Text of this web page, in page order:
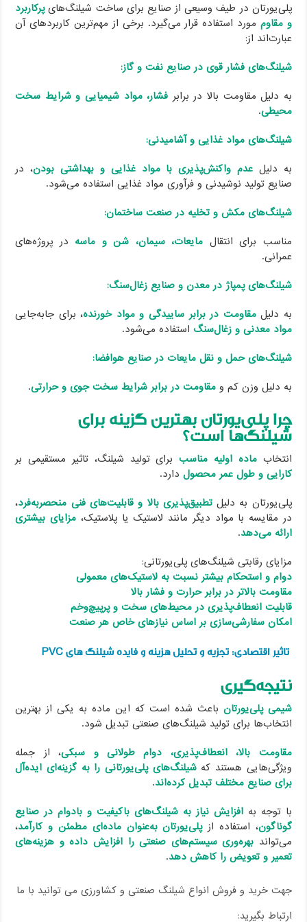
پلی‌یورتان در طیف وسیعی از صنایع برای ساخت شیلنگ‌هایپرکاربرد
و مقاوم مورد استفاده قرار می‌گیرد. برخی از مهم‌ترین کاربردهای آن
عبارت‌اند از:
شیلنگ‌های فشار قوی در صنایع نفت و گاز:
به دلیل مقاومت بالا در برابر فشار، مواد شیمیایی و شرایط سخت
محیطی.
شیلنگ‌های مواد غذایی و آشامیدنی:
به دلیل عدم واکنش‌پذیری با مواد غذایی و بهداشتی بودن، در
صنایع تولید نوشیدنی و فرآوری مواد غذایی استفاده می‌شود.
شیلنگ‌های مکش و تخلیه در صنعت ساختمان:
مناسب برای انتقال مایعات، سیمان، شن و ماسه در پروژه‌های
عمرانی.
شیلنگ‌های پمپاژ در معدن و صنایع زغال‌سنگ:
به دلیلمقاومت در برابر ساییدگی و مواد خورنده، برای جابه‌جایی
مواد معدنی و زغال‌سنگ استفاده می‌شود.
شیلنگ‌های حمل و نقل مایعات در صنایع هوافضا:
به دلیل وزن کم ومقاومت در برابر شرایط سخت جوی و حرارتی.
چرا پلی‌یورتان بهترین گزینه برای
شیلنگ‌ها است؟
انتخابماده اولیه مناسببرای تولید شیلنگ، تاثیر مستقیمی بر
کارایی و طول عمر محصول دارد.
پلی‌یورتان به دلیلتطبیق‌پذیری بالا و قابلیت‌های فنی منحصربه‌فرد،
در مقایسه با مواد دیگر مانند لاستیک یا پلاستیک، مزایای بیشتری
ارائه می‌دهد.
مزایای رقابتی شیلنگ‌های پلی‌یورتانی:
دوام و استحکام بیشتر نسبت به لاستیک‌های معمولی
مقاومت بالاتر در برابر حرارت و فشار بالا
قابلیت انعطاف‌پذیری در محیط‌های سخت و پرپیچ‌وخم
امکان سفارشی‌سازی بر اساس نیازهای خاص هر صنعت
تاثیر اقتصادی: تجزیه و تحلیل هزینه و فایده شیلنگ های PVC
نتیجه‌گیری
شیمی پلی‌یورتان باعث شده است که این ماده به یکی از بهترین
انتخاب‌ها برای تولید شیلنگ‌های صنعتی تبدیل شود.
مقاومت بالا، انعطاف‌پذیری، دوام طولانی و سبکی، از جمله
ویژگی‌هایی هستند کهشیلنگ‌های پلی‌یورتانی را به گزینه‌ای ایده‌آل
برای صنایع مختلف تبدیل کرده‌اند.
با توجه بهافزایش نیاز به شیلنگ‌های باکیفیت و بادوام در صنایع
گوناگون، استفاده ازپلی‌یورتان به‌عنوان ماده‌ای مطمئن و کارآمد،
می‌تواند بهره‌وری سیستم‌های صنعتی را افزایش داده و هزینه‌های
تعمیر و تعویض را کاهش دهد.
جهت خرید و فروش انواع شیلنگ صنعتی و کشاورزی می توانید با ما
ارتباط بگیرید: